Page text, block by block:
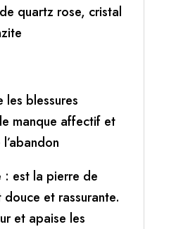
quartz rose, cristal
les blessures
manque affectif et
: est la pierre de
douce et rassurante.
et apaise les